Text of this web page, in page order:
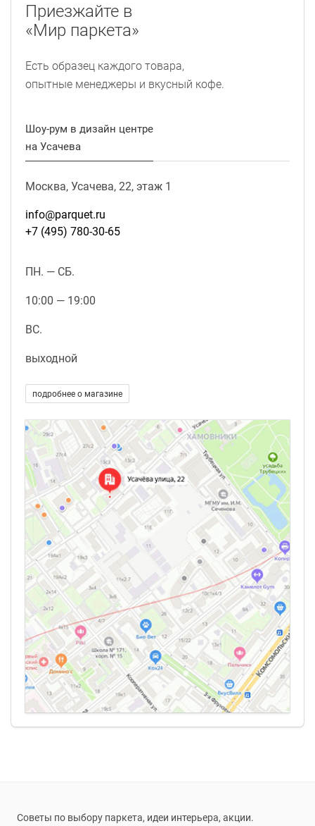
Приезжайте в
«Мир паркета»
Есть образец каждого товара,
опытные менеджеры и вкусный кофе.
Шоу-рум в дизайн центре
на Усачева
Москва, Усачева, 22, этаж 1
info@parquet.ru
+7 (495) 780-30-65
ПН. — СБ.
10:00 — 19:00
ВС.
выходной
подробнее о магазине
Советы по выбору паркета, идеи интерьера, акции.